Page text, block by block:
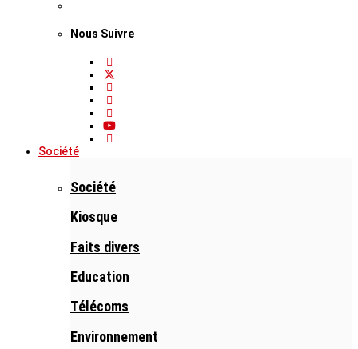
Nous Suivre
Société
Société
Kiosque
Faits divers
Education
Télécoms
Environnement